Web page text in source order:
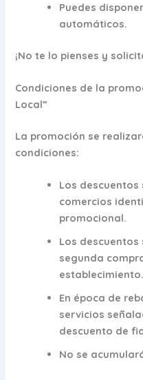
Puedes
automáticos.
¡No te lo pienses y
Condiciones de la
Local”
La promoción se
condiciones:
Los
comercios
promocional.
Los
segunda
establecimiento.
En época de
servicios
descuento de
No se